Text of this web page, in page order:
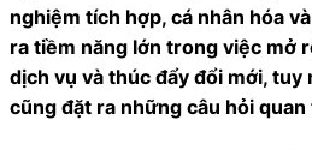
nghiệm tích hợp, cá nhân hóa
ra tiềm năng lớn trong việc mở
dịch vụ và thúc đẩy đổi mới, tuy
cũng đặt ra những câu hỏi